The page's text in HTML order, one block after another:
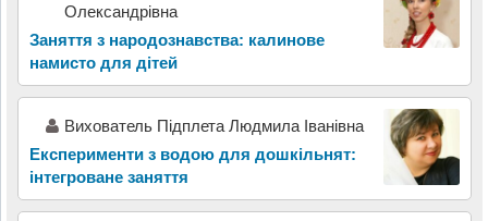
Олександрівна
Заняття з народознавства: калинове
намисто для дітей
Вихователь Підплета Людмила Іванівна
Експерименти з водою для дошкільнят:
інтегроване заняття